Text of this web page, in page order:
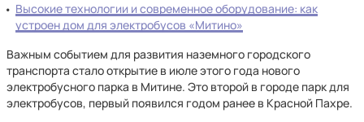
Высокие технологии и современное оборудование: как
устроен дом для электробусов «Митино»
Важным событием для развития наземного городского
транспорта стало открытие в июле этого года нового
электробусного парка в Митине. Это второй в городе парк для
электробусов, первый появился годом ранее в Красной Пахре.